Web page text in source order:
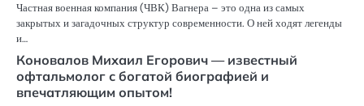
Частная военная компания (ЧВК) Вагнера – это одна из самых
закрытых и загадочных структур современности. О ней ходят легенды
и…
Коновалов Михаил Егорович — известный
офтальмолог с богатой биографией и
впечатляющим опытом!